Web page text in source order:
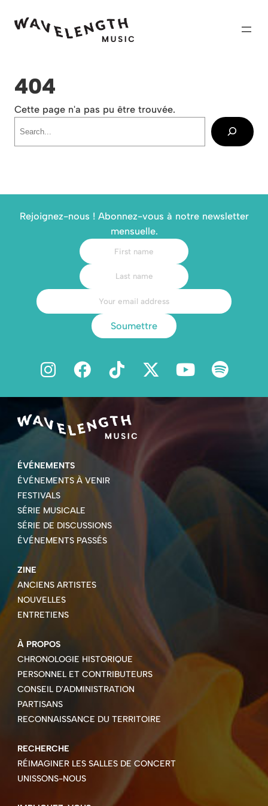
404
Cette page n'a pas pu être trouvée.
Rejoignez-nous ! Abonnez-vous à notre newsletter
mensuelle.
Soumettre
ÉVÉNEMENTS
ÉVÉNEMENTS À VENIR
FESTIVALS
SÉRIE MUSICALE
SÉRIE DE DISCUSSIONS
ÉVÉNEMENTS PASSÉS
ZINE
ANCIENS ARTISTES
NOUVELLES
ENTRETIENS
À PROPOS
CHRONOLOGIE HISTORIQUE
PERSONNEL ET CONTRIBUTEURS
CONSEIL D'ADMINISTRATION
PARTISANS
RECONNAISSANCE DU TERRITOIRE
RECHERCHE
RÉIMAGINER LES SALLES DE CONCERT
UNISSONS-NOUS